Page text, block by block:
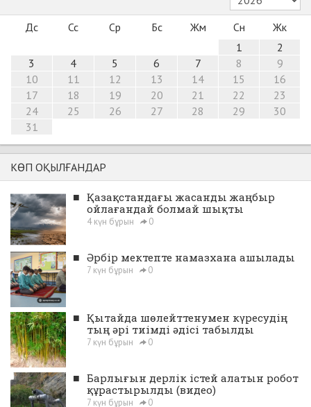
Дс Сс Ср Бс Жм Сн
Жк
1
2
3
4 5 6 7 8
9
10
11 12 13 14 15
16
17
18 19 20 21 22
23
24
25 26 27 28 29
30
31
КӨП ОҚЫЛҒАНДАР
■ Қазақстандағы жасанды жаңбыр
ойлағандай болмай шықты
4 күн бұрын 0
■ Әрбір мектепте намазхана ашылады
7 күн бұрын 0
■ Қытайда шөлейттенумен күресудің
тың әрі тиімді әдісі табылды
7 күн бұрын 0
■ Барлығын дерлік істей алатын робот
құрастырылды (видео)
7 күн бұрын 0